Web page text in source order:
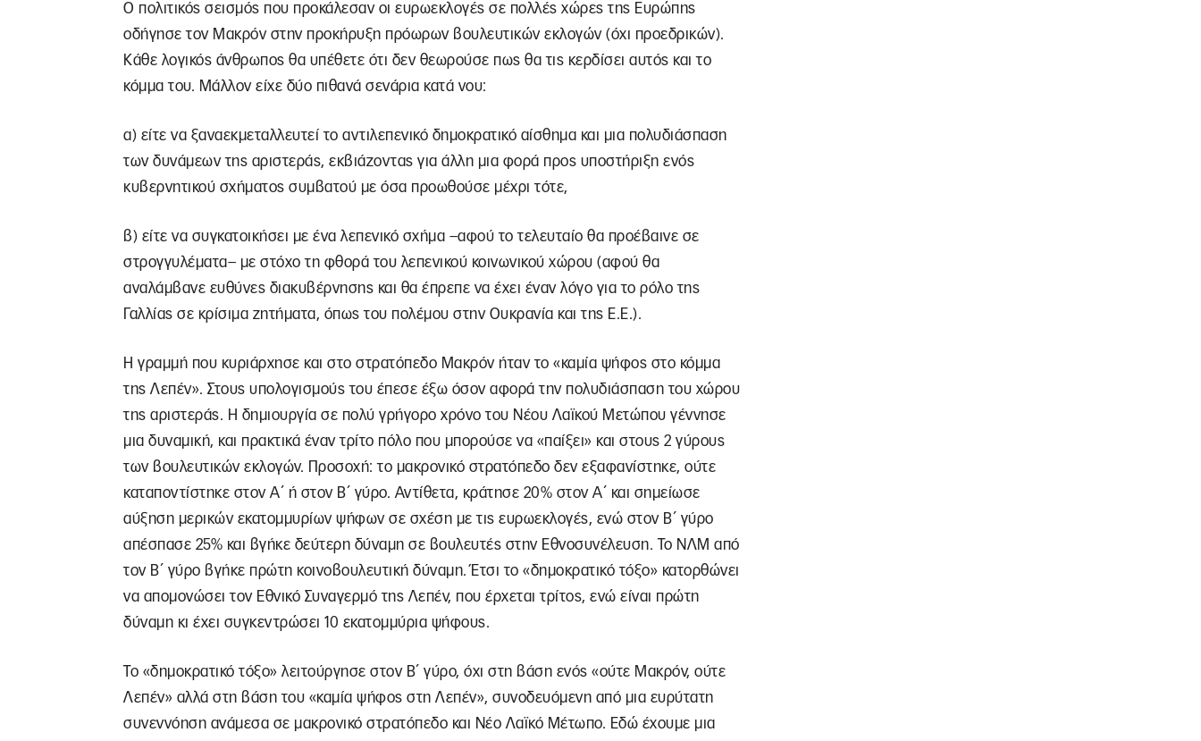
Ο πολιτικός σεισμός που προκάλεσαν οι ευρωεκλογές σε πολλές χώρες της Ευρώπης
οδήγησε τον Μακρόν στην προκήρυξη πρόωρων βουλευτικών εκλογών (όχι προεδρικών).
Κάθε λογικός άνθρωπος θα υπέθετε ότι δεν θεωρούσε πως θα τις κερδίσει αυτός και το
κόμμα του. Μάλλον είχε δύο πιθανά σενάρια κατά νου:
α) είτε να ξαναεκμεταλλευτεί το αντιλεπενικό δημοκρατικό αίσθημα και μια πολυδιάσπαση
των δυνάμεων της αριστεράς, εκβιάζοντας για άλλη μια φορά προς υποστήριξη ενός
κυβερνητικού σχήματος συμβατού με όσα προωθούσε μέχρι τότε,
β) είτε να συγκατοικήσει με ένα λεπενικό σχήμα –αφού το τελευταίο θα προέβαινε σε
στρογγυλέματα– με στόχο τη φθορά του λεπενικού κοινωνικού χώρου (αφού θα
αναλάμβανε ευθύνες διακυβέρνησης και θα έπρεπε να έχει έναν λόγο για το ρόλο της
Γαλλίας σε κρίσιμα ζητήματα, όπως του πολέμου στην Ουκρανία και της Ε.Ε.).
Η γραμμή που κυριάρχησε και στο στρατόπεδο Μακρόν ήταν το «καμία ψήφος στο κόμμα
της Λεπέν». Στους υπολογισμούς του έπεσε έξω όσον αφορά την πολυδιάσπαση του χώρου
της αριστεράς. Η δημιουργία σε πολύ γρήγορο χρόνο του Νέου Λαϊκού Μετώπου γέννησε
μια δυναμική, και πρακτικά έναν τρίτο πόλο που μπορούσε να «παίξει» και στους 2 γύρους
των βουλευτικών εκλογών. Προσοχή: το μακρονικό στρατόπεδο δεν εξαφανίστηκε, ούτε
καταποντίστηκε στον Α΄ ή στον Β΄ γύρο. Αντίθετα, κράτησε 20% στον Α΄ και σημείωσε
αύξηση μερικών εκατομμυρίων ψήφων σε σχέση με τις ευρωεκλογές, ενώ στον Β΄ γύρο
απέσπασε 25% και βγήκε δεύτερη δύναμη σε βουλευτές στην Εθνοσυνέλευση. Το ΝΛΜ από
τον Β΄ γύρο βγήκε πρώτη κοινοβουλευτική δύναμη. Έτσι το «δημοκρατικό τόξο» κατορθώνει
να απομονώσει τον Εθνικό Συναγερμό της Λεπέν, που έρχεται τρίτος, ενώ είναι πρώτη
δύναμη κι έχει συγκεντρώσει 10 εκατομμύρια ψήφους.
Το «δημοκρατικό τόξο» λειτούργησε στον Β΄ γύρο, όχι στη βάση ενός «ούτε Μακρόν, ούτε
Λεπέν» αλλά στη βάση του «καμία ψήφος στη Λεπέν», συνοδευόμενη από μια ευρύτατη
συνεννόηση ανάμεσα σε μακρονικό στρατόπεδο και Νέο Λαϊκό Μέτωπο. Εδώ έχουμε μια